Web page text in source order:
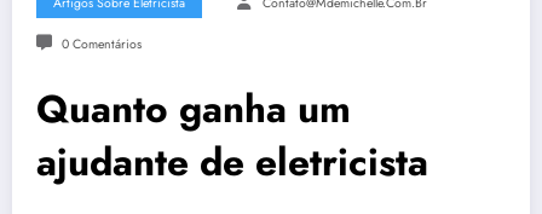
0 Comentários
Quanto ganha um
ajudante de eletricista